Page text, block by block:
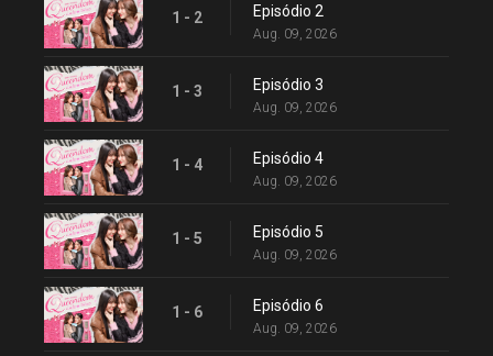
1 - 2 Episódio 2
Aug. 09, 2026
1 - 3 Episódio 3
Aug. 09, 2026
1 - 4 Episódio 4
Aug. 09, 2026
1 - 5 Episódio 5
Aug. 09, 2026
1 - 6 Episódio 6
Aug. 09, 2026